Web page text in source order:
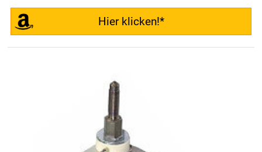
Hier klicken!*